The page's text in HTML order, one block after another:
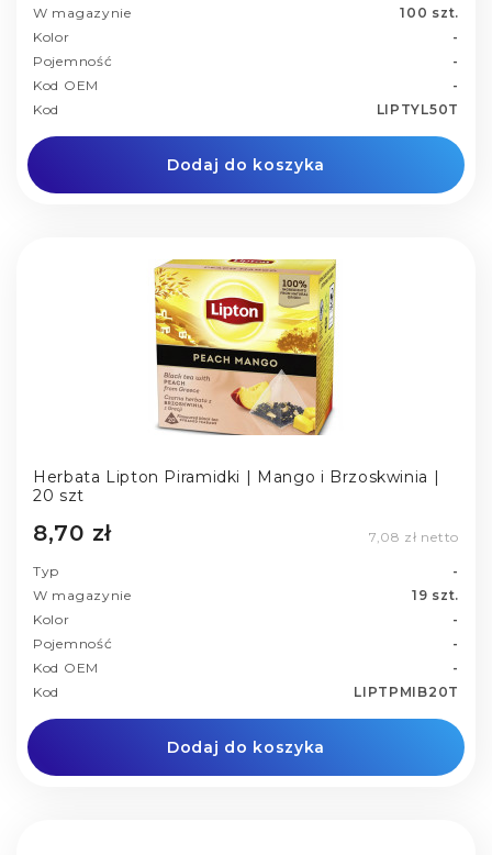
W magazynie
100 szt.
Kolor
-
Pojemność
-
Kod OEM
-
Kod
LIPTYL50T
Dodaj do koszyka
Herbata Lipton Piramidki | Mango i Brzoskwinia |
20 szt
8,70 zł 7,08 zł netto
Typ
-
W magazynie
19 szt.
Kolor
-
Pojemność
-
Kod OEM
-
Kod
LIPTPMIB20T
Dodaj do koszyka